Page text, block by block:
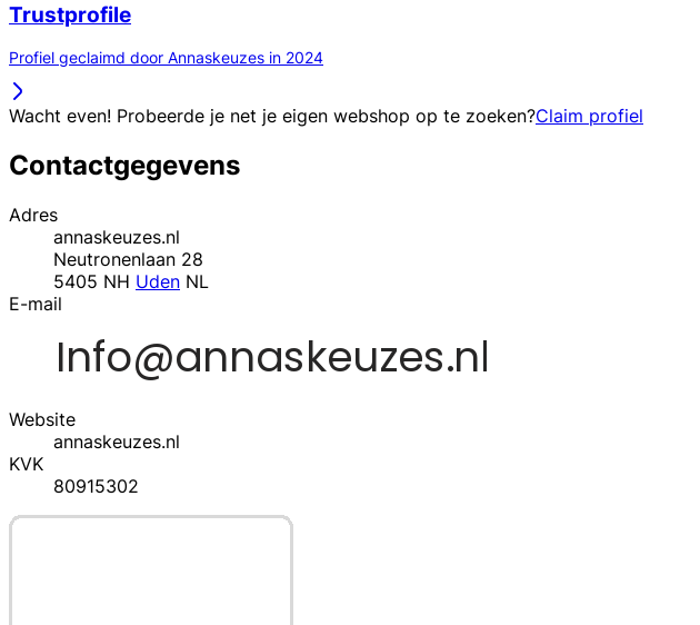
Trustprofile
Profiel geclaimd door Annaskeuzes in 2024
Wacht even! Probeerde je net je eigen webshop op te zoeken?Claim profiel
Contactgegevens
Adres
annaskeuzes.nl
Neutronenlaan 28
5405 NH Uden NL
E-mail
Website
annaskeuzes.nl
KVK
80915302